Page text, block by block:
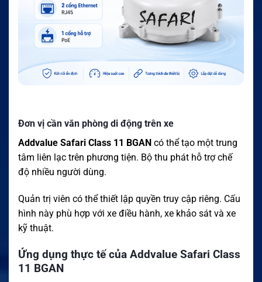
Đơn vị cần văn phòng di động trên xe
Addvalue Safari Class 11 BGAN có thể tạo một trung
tâm liên lạc trên phương tiện. Bộ thu phát hỗ trợ chế
độ nhiều người dùng.
Quản trị viên có thể thiết lập quyền truy cập riêng. Cấu
hình này phù hợp với xe điều hành, xe khảo sát và xe
kỹ thuật.
Ứng dụng thực tế của Addvalue Safari Class
11 BGAN